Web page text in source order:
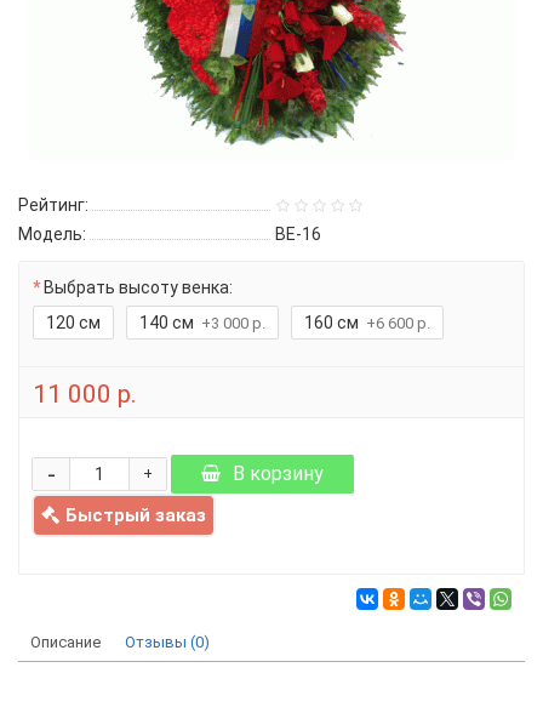
Рейтинг:
Модель:
ВЕ-16
Выбрать высоту венка:
120 см
140 см +3 000 р. 160 см +6 600 р.
11 000 р.
+
- В корзину
Быстрый заказ
Описание Отзывы (0)